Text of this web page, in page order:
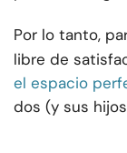
Por lo tanto,
libre de
el espacio
dos (y sus